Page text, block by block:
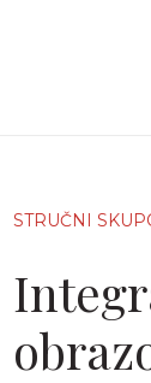
STRUČNI